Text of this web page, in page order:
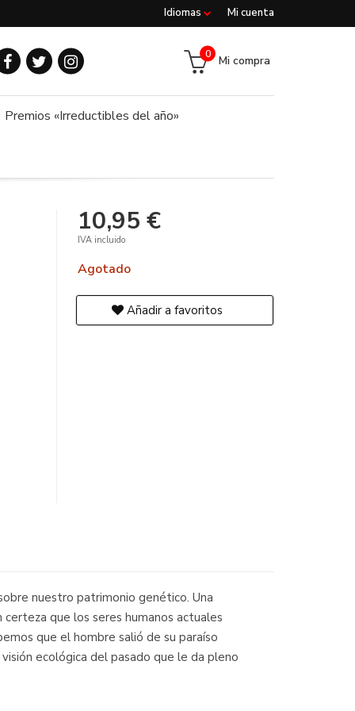
Mi cuenta
Idiomas
Mi compra
0
Premios «Irreductibles del año»
10,95 €
IVA incluido
Agotado
Añadir a favoritos
nuestro patrimonio genético. Una
que los seres humanos actuales
que el hombre salió de su paraíso
ecológica del pasado que le da pleno